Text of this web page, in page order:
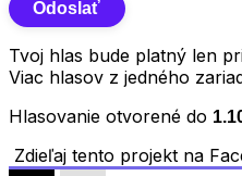
Tvoj hlas bude platný len
Viac hlasov z jedného
Hlasovanie otvorené do
Zdieľaj tento projekt na